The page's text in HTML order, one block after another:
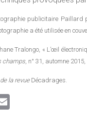
publicitaire Paillard
a été utilisée en
Tralongo, « L’œil
champs, n° 31, automne
la revueDécadrages.